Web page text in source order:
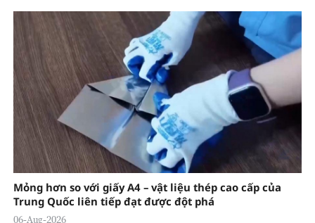
Mỏng hơn so với giấy A4 – vật liệu thép cao cấp của
Trung Quốc liên tiếp đạt được đột phá
06-Aug-2026